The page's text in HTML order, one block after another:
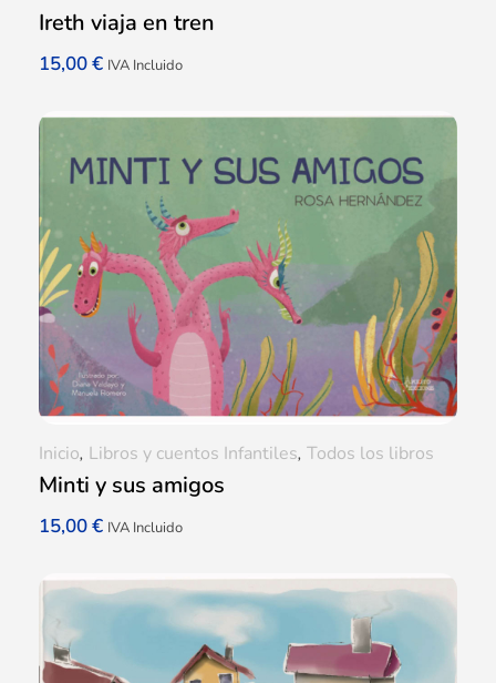
Ireth viaja en tren
15,00€ IVA Incluido
Minti y sus amigos
15,00€ IVA Incluido
Inicio, Libros y cuentos Infantiles, Todos los libros